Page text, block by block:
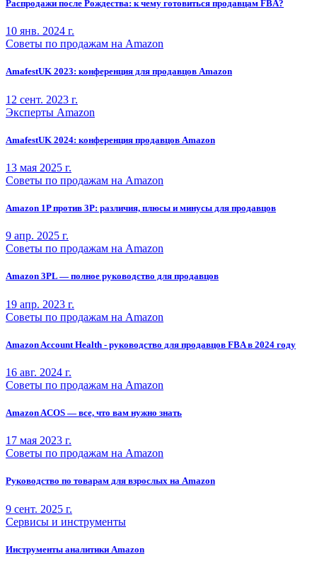
Распродажи после Рождества: к чему готовиться продавцам FBA?
10 янв. 2024 г.
Советы по продажам на Amazon
AmafestUK 2023: конференция для продавцов Amazon
12 сент. 2023 г.
Эксперты Amazon
AmafestUK 2024: конференция продавцов Amazon
13 мая 2025 г.
Советы по продажам на Amazon
Amazon 1P против 3P: различия, плюсы и минусы для продавцов
9 апр. 2025 г.
Советы по продажам на Amazon
Amazon 3PL — полное руководство для продавцов
19 апр. 2023 г.
Советы по продажам на Amazon
Amazon Account Health - руководство для продавцов FBA в 2024 году
16 авг. 2024 г.
Советы по продажам на Amazon
Amazon ACOS — все, что вам нужно знать
17 мая 2023 г.
Советы по продажам на Amazon
Руководство по товарам для взрослых на Amazon
9 сент. 2025 г.
Сервисы и инструменты
Инструменты аналитики Amazon